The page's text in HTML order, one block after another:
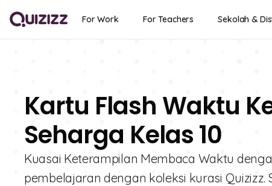
For Work For Teachers Sekolah &
Kartu Flash Waktu
Seharga Kelas 10
Kuasai Keterampilan Membaca Waktu
pembelajaran dengan koleksi kurasi